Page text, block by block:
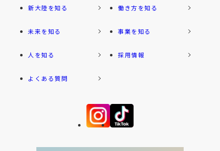
新大陸を知る 働き方を知る
未来を知る 事業を知る
人を知る 採用情報
よくある質問